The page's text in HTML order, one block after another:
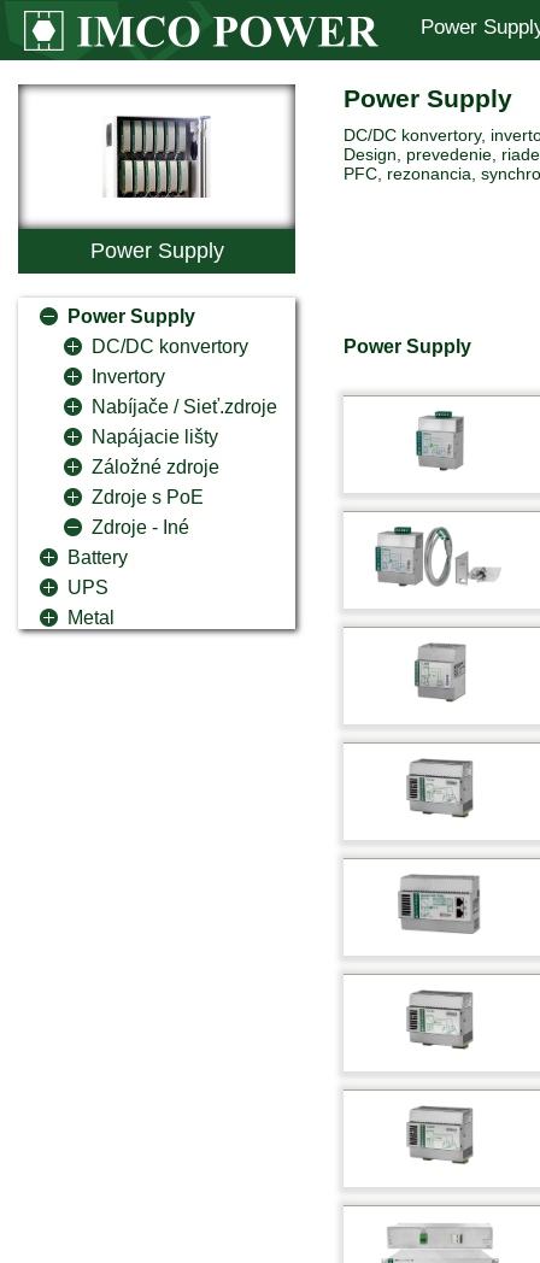
Power
Power Supply
Power Supply
DC/DC konvertory
Invertory
Nabíjače / Sieť.zdroje
Napájacie lišty
Záložné zdroje
Zdroje s PoE
Zdroje - Iné
Battery
UPS
Metal
Power Supply
DC/DC konvertory,
Design, prevedenie,
PFC, rezonancia,
Power Supply